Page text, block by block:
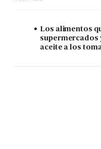
Los alimentos
supermercados
aceite a los